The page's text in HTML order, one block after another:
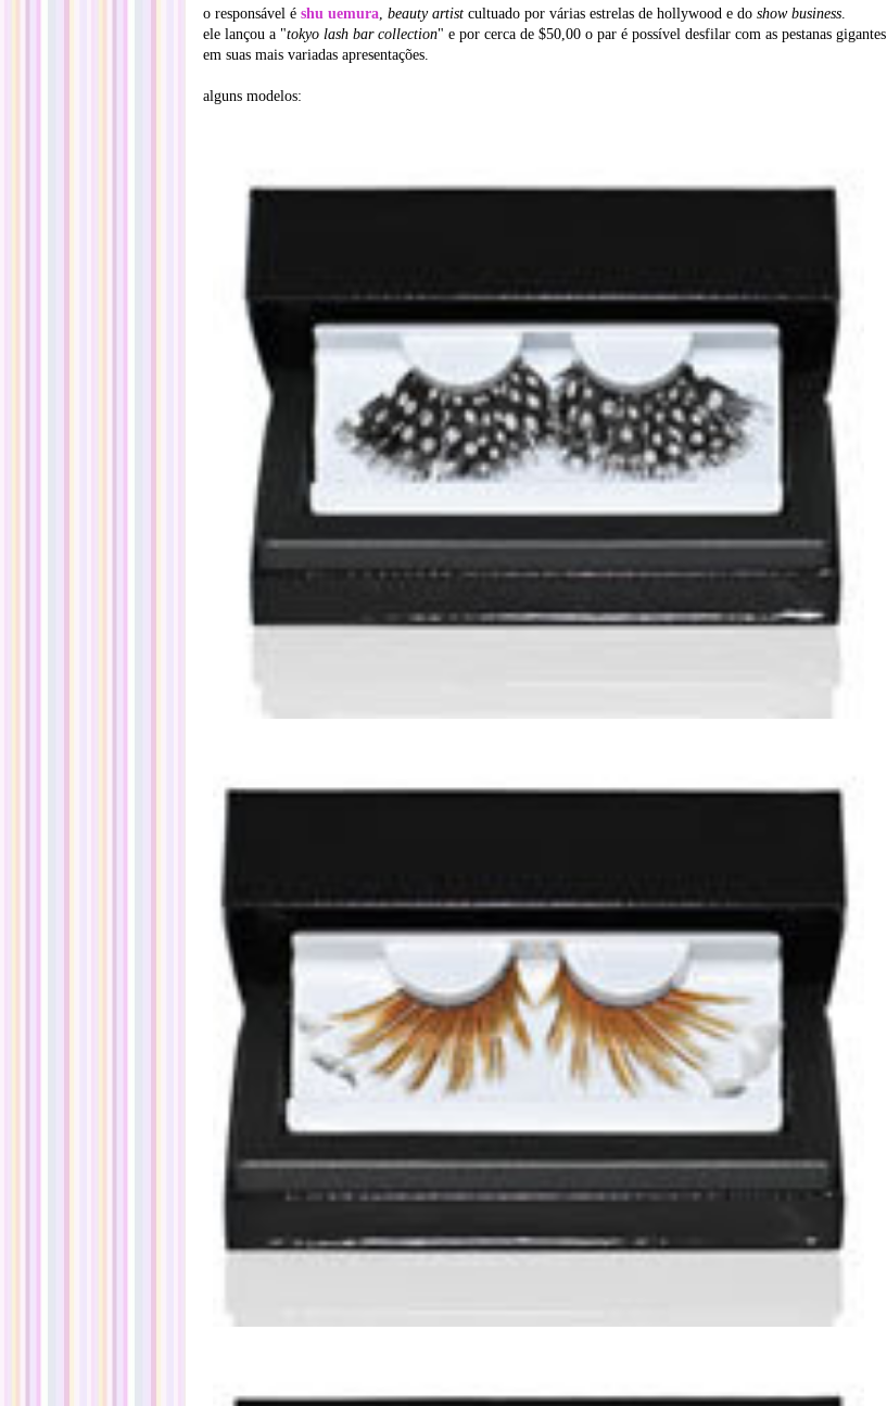
o responsável é shu uemura, beauty artist cultuado por várias estrelas de hollywood e do show business.
ele lançou a "tokyo lash bar collection" e por cerca de $50,00 o par é possível desfilar com as pestanas gigantes
em suas mais variadas apresentações.
alguns modelos: